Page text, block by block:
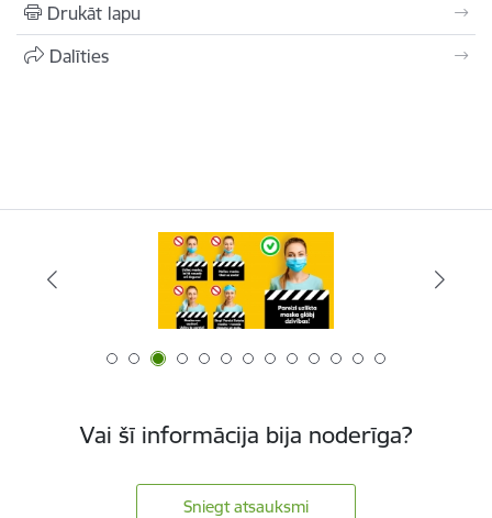
Drukāt lapu
Dalīties
Vai šī informācija bija noderīga?
Sniegt atsauksmi